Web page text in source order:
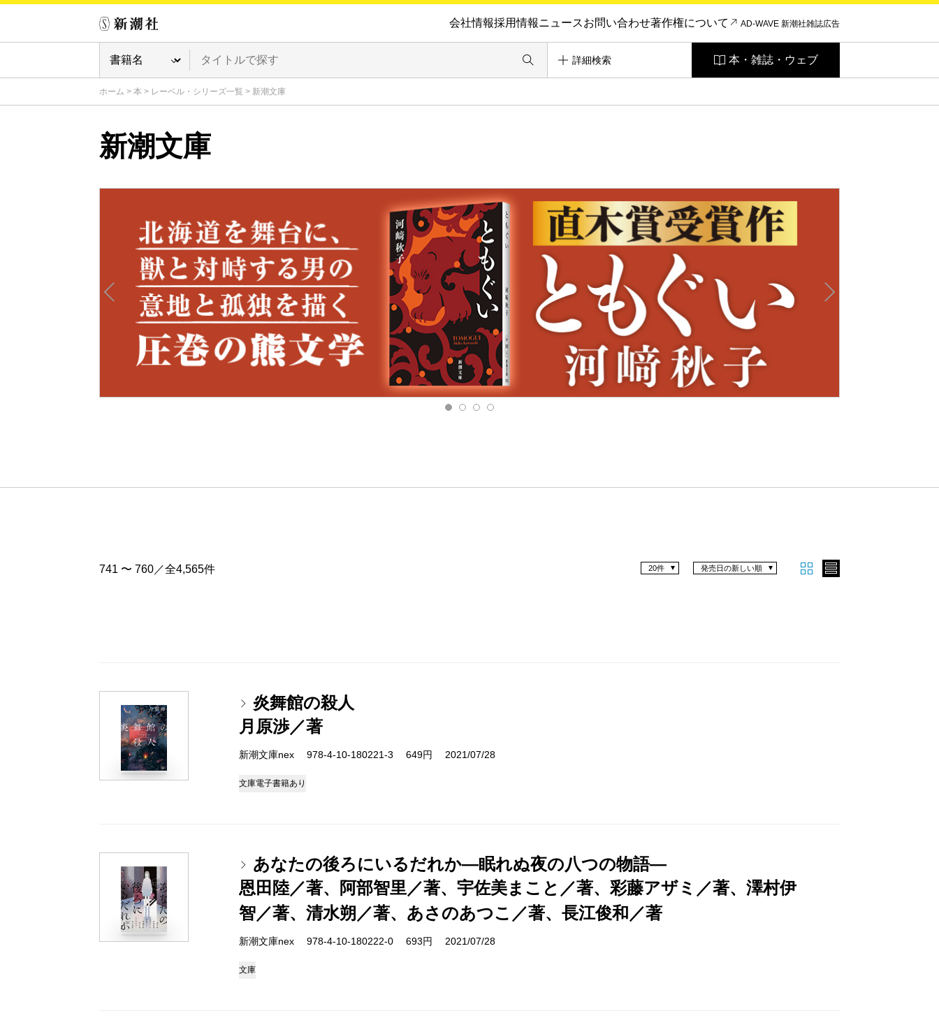
会社情報採用情報ニュースお問い合わせ著作権について AD-WAVE 新潮社雑誌広告
詳細検索 本・雑誌・ウェブ
ホーム > 本 > レーベル・シリーズ一覧 > 新潮文庫
新潮文庫
741 〜 760／全4,565件 発売日の新しい順
20件
炎舞館の殺人
月原渉／著
新潮文庫nex 978-4-10-180221-3 649円 2021/07/28
文庫電子書籍あり
あなたの後ろにいるだれか―眠れぬ夜の八つの物語―
恩田陸／著、阿部智里／著、宇佐美まこと／著、彩藤アザミ／著、澤村伊
智／著、清水朔／著、あさのあつこ／著、長江俊和／著
新潮文庫nex 978-4-10-180222-0 693円 2021/07/28
文庫